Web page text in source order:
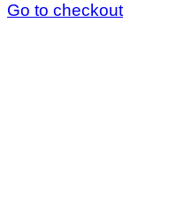
Go to checkout